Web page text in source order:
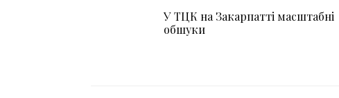
У ТЦК на Закарпатті масштабні
обшуки